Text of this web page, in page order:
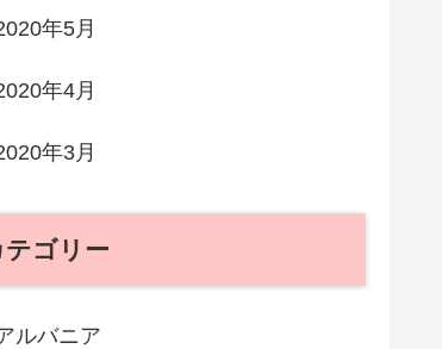
年5月
年4月
年3月
テゴリー
ルバニア